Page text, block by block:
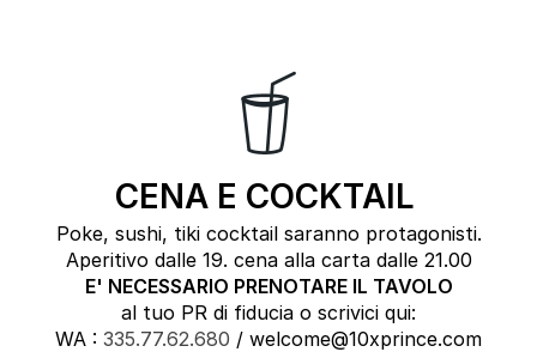
CENA E COCKTAIL
Poke, sushi, tiki cocktail saranno protagonisti.
Aperitivo dalle 19. cena alla carta dalle 21.00
E' NECESSARIO PRENOTARE IL TAVOLO
al tuo PR di fiducia o scrivici qui:
WA : 335.77.62.680 / welcome@10xprince.com